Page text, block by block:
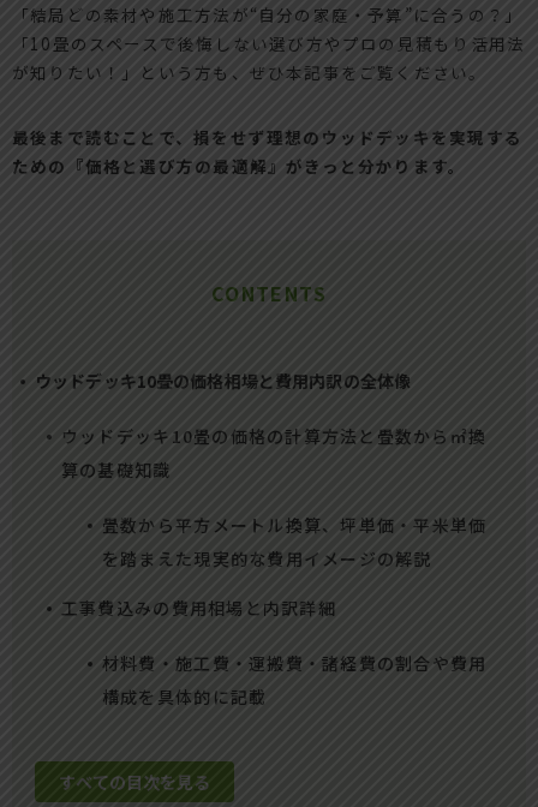
「結局どの素材や施工方法が“自分の家庭・予算”に合うの？」
「10畳のスペースで後悔しない選び方やプロの見積もり活用法
が知りたい！」という方も、ぜひ本記事をご覧ください。
最後まで読むことで、損をせず理想のウッドデッキを実現する
ための『価格と選び方の最適解』がきっと分かります。
CONTENTS
ウッドデッキ10畳の価格相場と費用内訳の全体像
ウッドデッキ10畳の価格の計算方法と畳数から㎡換
算の基礎知識
畳数から平方メートル換算、坪単価・平米単価
を踏まえた現実的な費用イメージの解説
工事費込みの費用相場と内訳詳細
材料費・施工費・運搬費・諸経費の割合や費用
構成を具体的に記載
すべての目次を見る